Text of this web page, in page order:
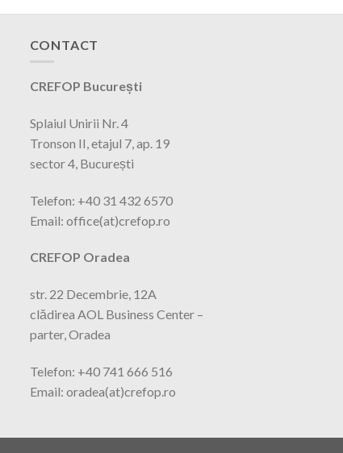
CONTACT
CREFOP București
Splaiul Unirii Nr. 4
Tronson II, etajul 7, ap. 19
sector 4, București
Telefon: +40 31 432 6570
Email: office(at)crefop.ro
CREFOP Oradea
str. 22 Decembrie, 12A
clădirea AOL Business Center –
parter, Oradea
Telefon: +40 741 666 516
Email: oradea(at)crefop.ro